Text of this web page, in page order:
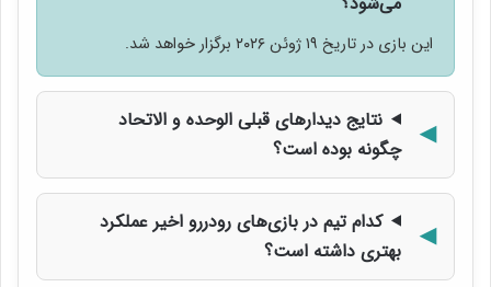
این بازی در تاریخ ۱۹ ژوئن ۲۰۲۶ برگزار خواهد شد.
نتایج دیدارهای قبلی الوحده و الاتحاد
چگونه بوده است؟
کدام تیم در بازی‌های رودررو اخیر عملکرد
بهتری داشته است؟